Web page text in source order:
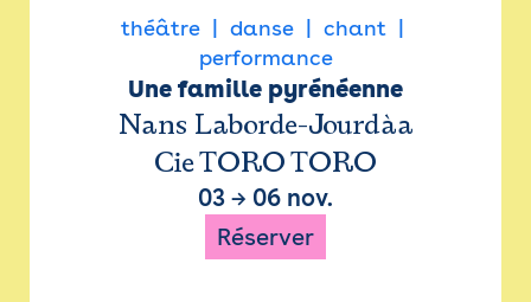
théâtre danse
chant
performance
Une famille pyrénéenne
Nans Laborde-Jourdàa
Cie TORO TORO
03 → 06 nov.
Réserver